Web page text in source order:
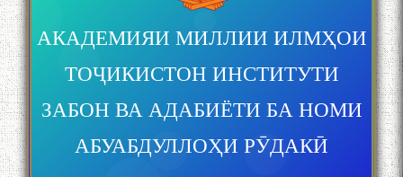
АКАДЕМИЯИ МИЛЛИИ ИЛМҲОИ
ТОҶИКИСТОН ИНСТИТУТИ
ЗАБОН ВА АДАБИЁТИ БА НОМИ
АБУАБДУЛЛОҲИ РӮДАКӢ